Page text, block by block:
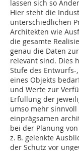
lassen sich so
Hier steht die
unterschiedlichen
Architekten wie
die gesamte
genau die Daten
relevant sind. Dies
Stufe des Entwurfs-
eines Objekts
und Werte zur
Erfüllung der
umso mehr
einprägsamen
bei der Planung
z. B. gelenkte
der Schutz vor